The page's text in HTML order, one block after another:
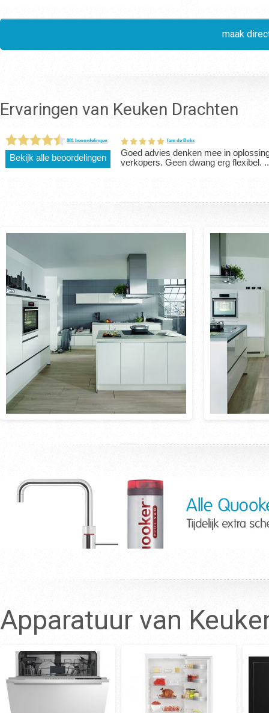
maak
Ervaringen van Keuken Drachten
Apparatuur van